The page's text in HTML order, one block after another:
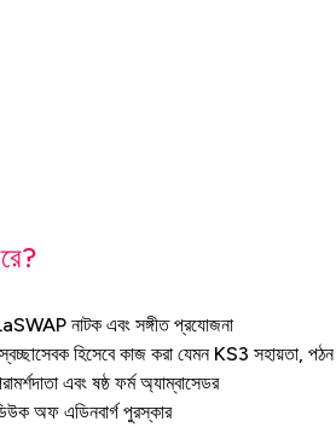
নাটক এবং সঙ্গীত প্রযোজনা
হিসেবে কাজ করা যেমন KS3 সহায়তা, পঠন
এবং ষষ্ঠ ফর্ম অ্যাম্বাসেডর
অফ এডিনবার্গ পুরস্কার